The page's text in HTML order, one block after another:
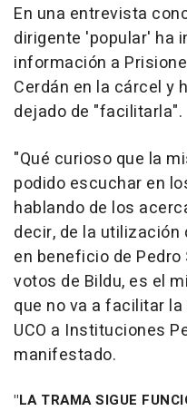
En una entrevista
dirigente 'popular' ha
información a
Cerdán en la cárcel y
dejado de "facilitarla".
"Qué curioso que la
podido escuchar en
hablando de los
decir, de la
en beneficio de
votos de Bildu, es el
que no va a facilitar
UCO a Instituciones
manifestado.
"LA TRAMA SIGUE